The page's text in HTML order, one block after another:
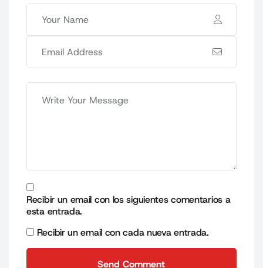
Recibir un email con los siguientes comentarios a
esta entrada.
Recibir un email con cada nueva entrada.
Send Comment